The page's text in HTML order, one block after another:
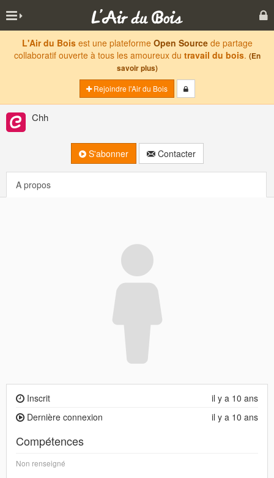
L'Air du Boisest une plateforme Open Sourcede partage
collaboratif ouverte à tous les amoureux du travail du bois. (En
savoir plus)
Rejoindre l'Air du Bois
Chh
S'abonner Contacter
A propos
il y a 10 ans
Inscrit
il y a 10 ans
Dernière connexion
Compétences
Non renseigné